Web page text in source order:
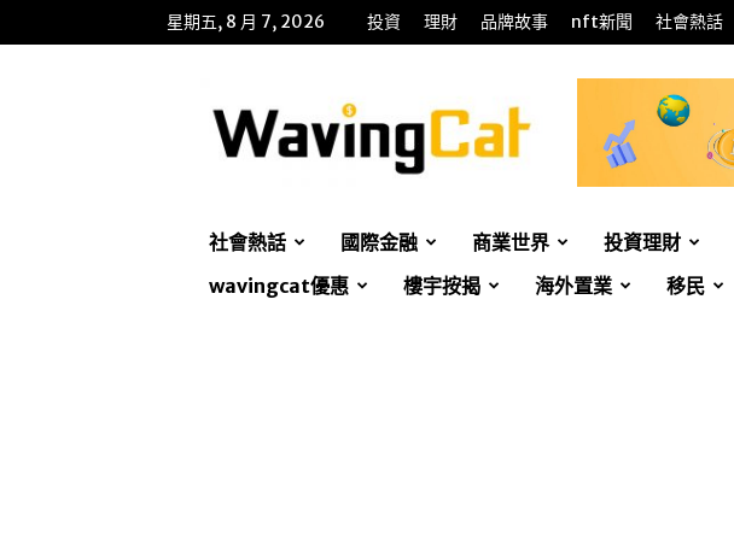
星期五, 8 月 7, 2026 投資 理財 品牌故事 nft新聞 社會熱話
招
財
貓
社會熱話 國際金融 商業世界 投資理財
wavingcat優惠
樓宇按揭 海外置業 移民